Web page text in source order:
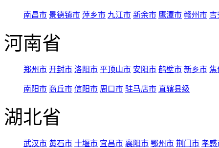
南昌市 景德镇市 萍乡市 九江市 新余市 鹰潭市 赣州市 吉
河南省
郑州市 开封市 洛阳市 平顶山市 安阳市 鹤壁市 新乡市 焦
南阳市 商丘市 信阳市 周口市 驻马店市 直辖县级
湖北省
武汉市 黄石市 十堰市 宜昌市 襄阳市 鄂州市 荆门市 孝感